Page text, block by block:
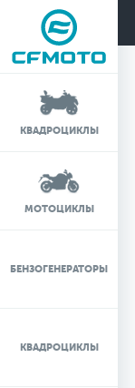
КВАДРОЦИКЛЫ
МОТОЦИКЛЫ
БЕНЗОГЕНЕРАТОРЫ
КВАДРОЦИКЛЫ
0%
IN